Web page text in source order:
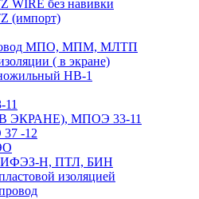
WIRE без навивки
(импорт)
МПО, МПМ, МЛТП
( в экране)
HB-1
ЭКРАНЕ), МПОЭ 33-11
-12
Н, ПТЛ, БИН
изоляцией